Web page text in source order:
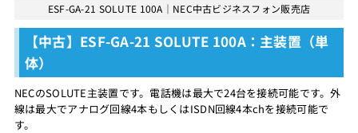
ESF-GA-21 SOLUTE 100A｜NEC中古ビジネスフォン販売店
【中古】ESF-GA-21 SOLUTE 100A：主装置（単
体）
NECのSOLUTE主装置です。電話機は最大で24台を接続可能です。外
線は最大でアナログ回線4本もしくはISDN回線4本chを接続可能で
す。